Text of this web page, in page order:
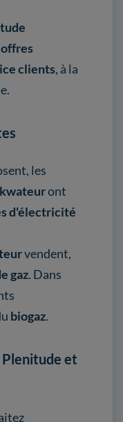
offres
clients, à la
les
ont
d'électricité
vendent,
gaz. Dans
biogaz.
et